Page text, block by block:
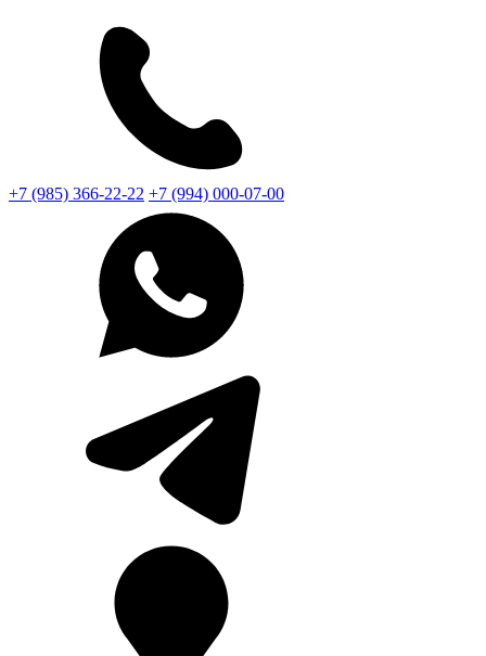
+7 (985) 366-22-22 +7 (994) 000-07-00